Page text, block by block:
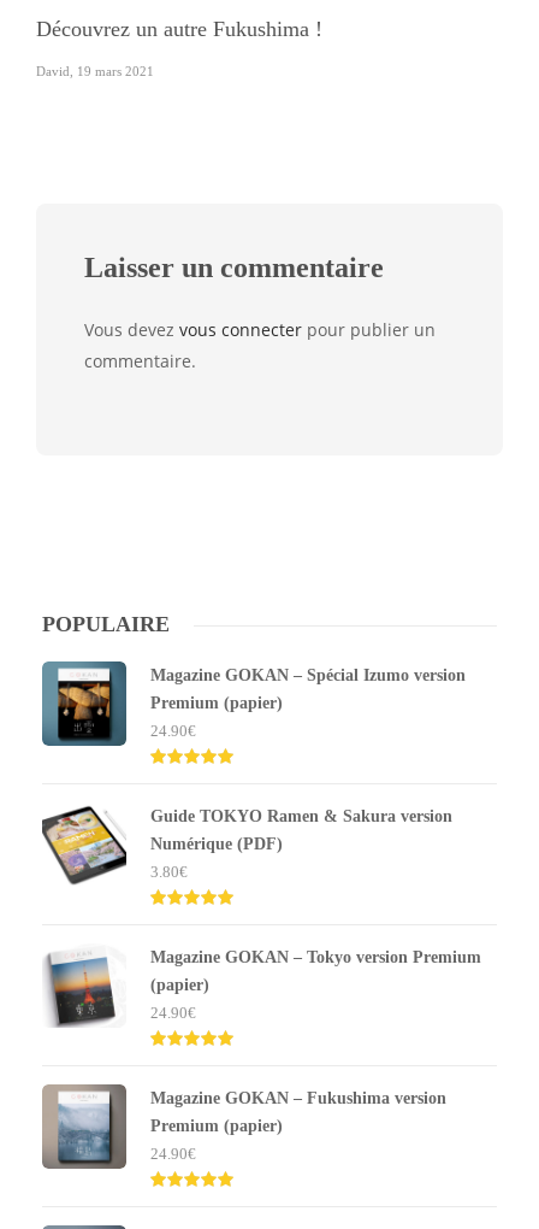
Découvrez un autre Fukushima !
David 19 mars 2021
Laisser un commentaire
Vous devez vous connecter pour publier un
commentaire.
POPULAIRE
Magazine GOKAN – Spécial Izumo version
Premium (papier)
24.90€
sur 5
Guide TOKYO Ramen & Sakura version
Numérique (PDF)
3.80€
sur 5
Magazine GOKAN – Tokyo version Premium
(papier)
24.90€
sur 5
Magazine GOKAN – Fukushima version
Premium (papier)
24.90€